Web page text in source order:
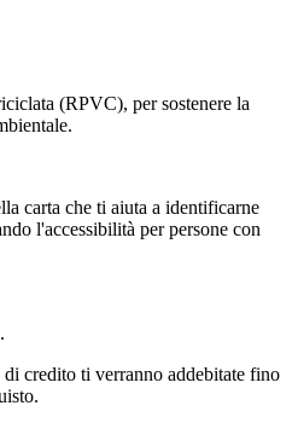
(RPVC), per sostenere la
carta che ti aiuta a identificarne
l'accessibilità per persone con
di credito ti verranno addebitate fino